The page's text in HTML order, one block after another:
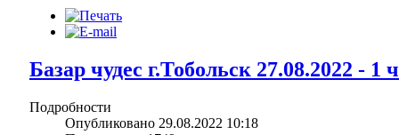
Базар чудес г.Тобольск 27.08.2022 - 1
Подробности
Опубликовано 29.08.2022 10:18